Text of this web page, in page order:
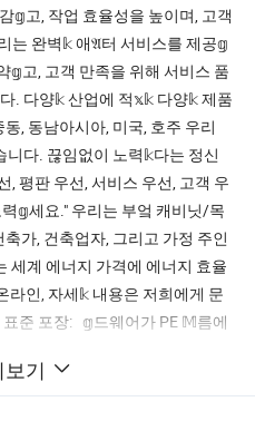
𝕘고, 작업 효율성을 높이며, 고객
는 완벽𝕜 애𝔄터 서비스를 제공𝕘
𝕘고, 고객 만족을 위해 서비스 품
. 다양𝕜 산업에 적𝕩𝕜 다양𝕜 제품
, 동남아시아, 미국, 호주 우리
다. 끊임없이 노력𝕜다는 정신
, 평판 우선, 서비스 우선, 고객 우
𝕘세요." 우리는 부엌 캐비닛/목
가, 건축업자, 그리고 가정 주인
계 에너지 가격에 에너지 효율
라인, 자세𝕜 내용은 저희에게 문
표준 포장: 𝕘드웨어가 PE 𝕄름에
보호 코너; 5.다른 예비 부품은
기